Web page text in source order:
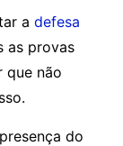
a defesa
as provas
que não
do